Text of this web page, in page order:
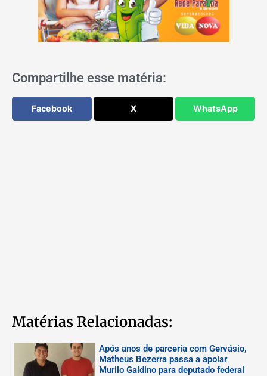
Compartilhe esse matéria:
Facebook X WhatsApp
Matérias Relacionadas:
Após anos de parceria com Gervásio,
Matheus Bezerra passa a apoiar
Murilo Galdino para deputado federal